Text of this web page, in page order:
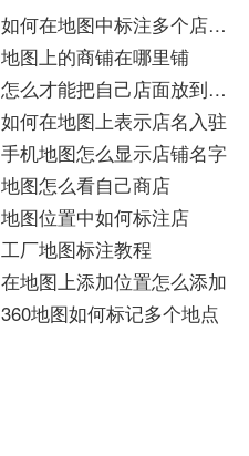
如何在地图中标注多个店铺
入驻
地图上的商铺在哪里铺
怎么才能把自己店面放到地
图上
如何在地图上表示店名入驻
手机地图怎么显示店铺名字
地图怎么看自己商店
地图位置中如何标注店
工厂地图标注教程
在地图上添加位置怎么添加
360地图如何标记多个地点